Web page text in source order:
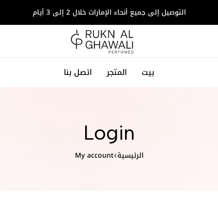
التوصيل إلى جميع أنحاء الإمارات خلال 2 إلى 3 أيام
ركن
بيت المتجر اتصل بنا
Login
الرئيسية My account